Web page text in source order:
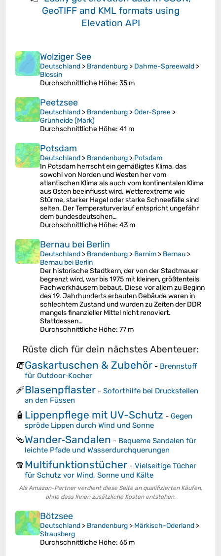
GeoTIFF and KML formats using
Elevation API
Wolziger See
Deutschland > Brandenburg > Dahme-Spreewald >
Blossin
Durchschnittliche Höhe: 35 m
Peetzsee
Deutschland > Brandenburg >Oder-Spree >
Grünheide (Mark)
Durchschnittliche Höhe: 41 m
Potsdam
Deutschland > Brandenburg > Potsdam
In Potsdam herrscht ein gemäßigtes Klima, das
sowohl von Norden und Westen her vom
atlantischen Klima als auch vom kontinentalen Klima
aus Osten beeinflusst wird. Wetterextreme wie
Stürme, starker Hagel oder starke Schneefälle sind
selten. Der Temperaturverlauf entspricht ungefähr
dem bundesdeutschen…
Durchschnittliche Höhe: 43 m
Bernau bei Berlin
Deutschland > Brandenburg > Barnim > Bernau >
Bernau bei Berlin
Der historische Stadtkern, der von der Stadtmauer
begrenzt wird, war bis 1975 mit kleinen, größtenteils
Fachwerkhäusern bebaut. Diese vor allem zu Beginn
des 19. Jahrhunderts erbauten Gebäude waren in
schlechtem Zustand und wurden zu Zeiten der DDR
mangels finanzieller Mittel nicht renoviert.
Stattdessen…
Durchschnittliche Höhe: 77 m
Rüste dich für dein nächstes Abenteuer:
🧯Gaskartuschen & Zubehör - Brennstoff
für Outdoor‑Kocher
🩹Blasenpflaster - Soforthilfe bei Druckstellen
an den Füssen
🧴 Lippenpflege mit UV-Schutz - Gegen
spröde Lippen durch Wind und Sonne
🩴Wander‑Sandalen - Bequeme Sandalen für
leichte Pfade und Wasserdurchquerungen
🧣Multifunktionstücher - Vielseitige Tücher
für Schutz vor Wind, Sonne und Kälte
Als Amazon-Partner verdient diese Seite an qualifizierten Käufen,
ohne dass Ihnen zusätzliche Kosten entstehen.
Bötzsee
Deutschland > Brandenburg > Märkisch-Oderland >
Strausberg
Durchschnittliche Höhe: 65 m